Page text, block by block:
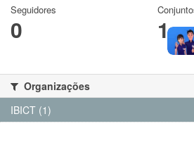
Seguidores
0 1
Organizações
IBICT (1)